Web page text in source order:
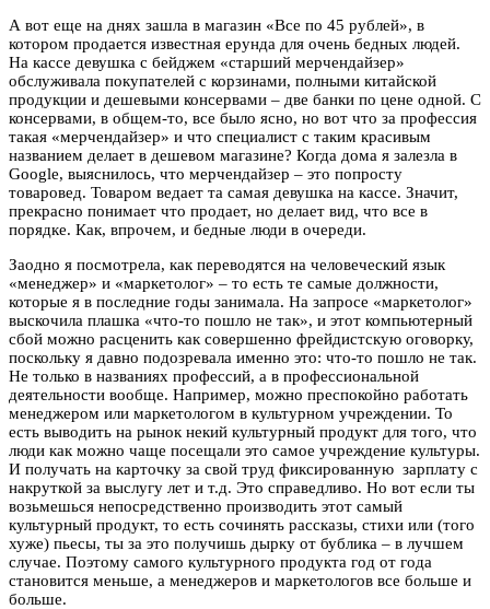
А вот еще на днях зашла в магазин «Все по 45 рублей», в
котором продается известная ерунда для очень бедных людей.
На кассе девушка с бейджем «старший мерчендайзер»
обслуживала покупателей с корзинами, полными китайской
продукции и дешевыми консервами – две банки по цене одной. С
консервами, в общем-то, все было ясно, но вот что за профессия
такая «мерчендайзер» и что специалист с таким красивым
названием делает в дешевом магазине? Когда дома я залезла в
Google, выяснилось, что мерчендайзер – это попросту
товаровед. Товаром ведает та самая девушка на кассе. Значит,
прекрасно понимает что продает, но делает вид, что все в
порядке. Как, впрочем, и бедные люди в очереди.
Заодно я посмотрела, как переводятся на человеческий язык
«менеджер» и «маркетолог» – то есть те самые должности,
которые я в последние годы занимала. На запросе «маркетолог»
выскочила плашка «что-то пошло не так», и этот компьютерный
сбой можно расценить как совершенно фрейдистскую оговорку,
поскольку я давно подозревала именно это: что-то пошло не так.
Не только в названиях профессий, а в профессиональной
деятельности вообще. Например, можно преспокойно работать
менеджером или маркетологом в культурном учреждении. То
есть выводить на рынок некий культурный продукт для того, что
люди как можно чаще посещали это самое учреждение культуры.
И получать на карточку за свой труд фиксированную зарплату с
накруткой за выслугу лет и т.д. Это справедливо. Но вот если ты
возьмешься непосредственно производить этот самый
культурный продукт, то есть сочинять рассказы, стихи или (того
хуже) пьесы, ты за это получишь дырку от бублика – в лучшем
случае. Поэтому самого культурного продукта год от года
становится меньше, а менеджеров и маркетологов все больше и
больше.